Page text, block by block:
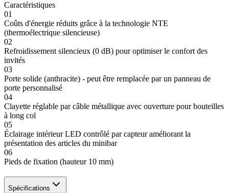
Caractéristiques
01
Coûts d'énergie réduits grâce à la technologie NTE
(thermoélectrique silencieuse)
02
Refroidissement silencieux (0 dB) pour optimiser le confort des
invités
03
Porte solide (anthracite) - peut être remplacée par un panneau de
porte personnalisé
04
Clayette réglable par câble métallique avec ouverture pour bouteilles
à long col
05
Éclairage intérieur LED contrôlé par capteur améliorant la
présentation des articles du minibar
06
Pieds de fixation (hauteur 10 mm)
Spécifications